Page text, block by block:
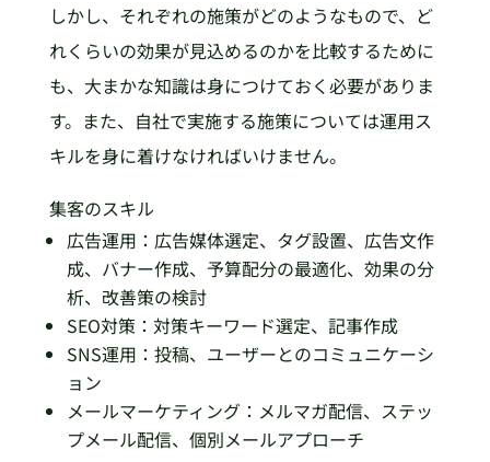
しかし、それぞれの施策がどのようなもので、ど
れくらいの効果が見込めるのかを比較するために
も、大まかな知識は身につけておく必要がありま
す。また、自社で実施する施策については運用ス
キルを身に着けなければいけません。
集客のスキル
広告運用：広告媒体選定、タグ設置、広告文作
成、バナー作成、予算配分の最適化、効果の分
析、改善策の検討
SEO対策：対策キーワード選定、記事作成
SNS運用：投稿、ユーザーとのコミュニケーシ
ョン
メールマーケティング：メルマガ配信、ステッ
プメール配信、個別メールアプローチ